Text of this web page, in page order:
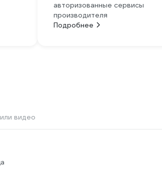
авторизованные сервисы
производителя
Подробнее
видео